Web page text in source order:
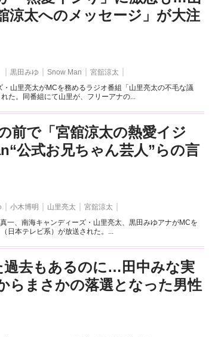
涼太へのメッセージ」が大注
黒田みゆ Snow Man
宮舘涼太
山里亮太がMCを務めるラジオ番組「山里亮太の不毛な議
た。同番組にて山里が、フリーアナの...
前で「宮舘涼太の熱愛イジ
公式お兄ちゃん芸人”らの言
小木博明 山里亮太
宮舘涼太
一、南海キャンディーズ・山里亮太、黒田みゆアナがMCを
日本テレビ系）が放送された。...
過去もあるのに…田中みな実
らまさかの落選となった男性